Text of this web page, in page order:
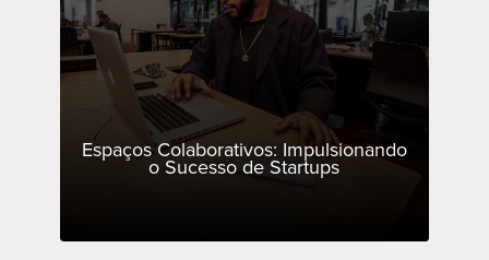
Espaços Colaborativos: Impulsionando
o Sucesso de Startups